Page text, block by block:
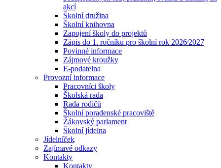
akcí
Školní družina
Školní knihovna
Zapojení školy do projektů
Zápis do 1. ročníku pro školní rok 2026⁄2027
Povinné informace
Zájmové kroužky
E-podatelna
Provozní informace
Pracovníci školy
Školská rada
Rada rodičů
Školní poradenské pracoviště
Žákovský parlament
Školní jídelna
Jídelníček
Zajímavé odkazy
Kontakty
Kontakty